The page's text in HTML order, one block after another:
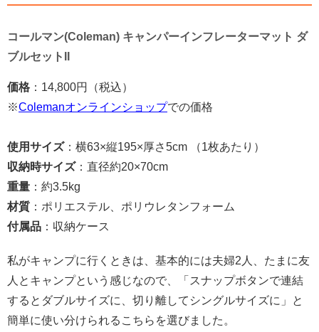
コールマン(Coleman) キャンパーインフレーターマット ダ
ブルセットII
価格 ：14,800円（税込）
※Colemanオンラインショップでの価格
使用サイズ：横63×縦195×厚さ5cm （1枚あたり）
収納時サイズ：直径約20×70cm
重量 ：約3.5kg
材質 ：ポリエステル、ポリウレタンフォーム
付属品 ：収納ケース
私がキャンプに行くときは、基本的には夫婦2人、たまに友
人とキャンプという感じなので、「スナップボタンで連結
するとダブルサイズに、切り離してシングルサイズに」と
簡単に使い分けられるこちらを選びました。